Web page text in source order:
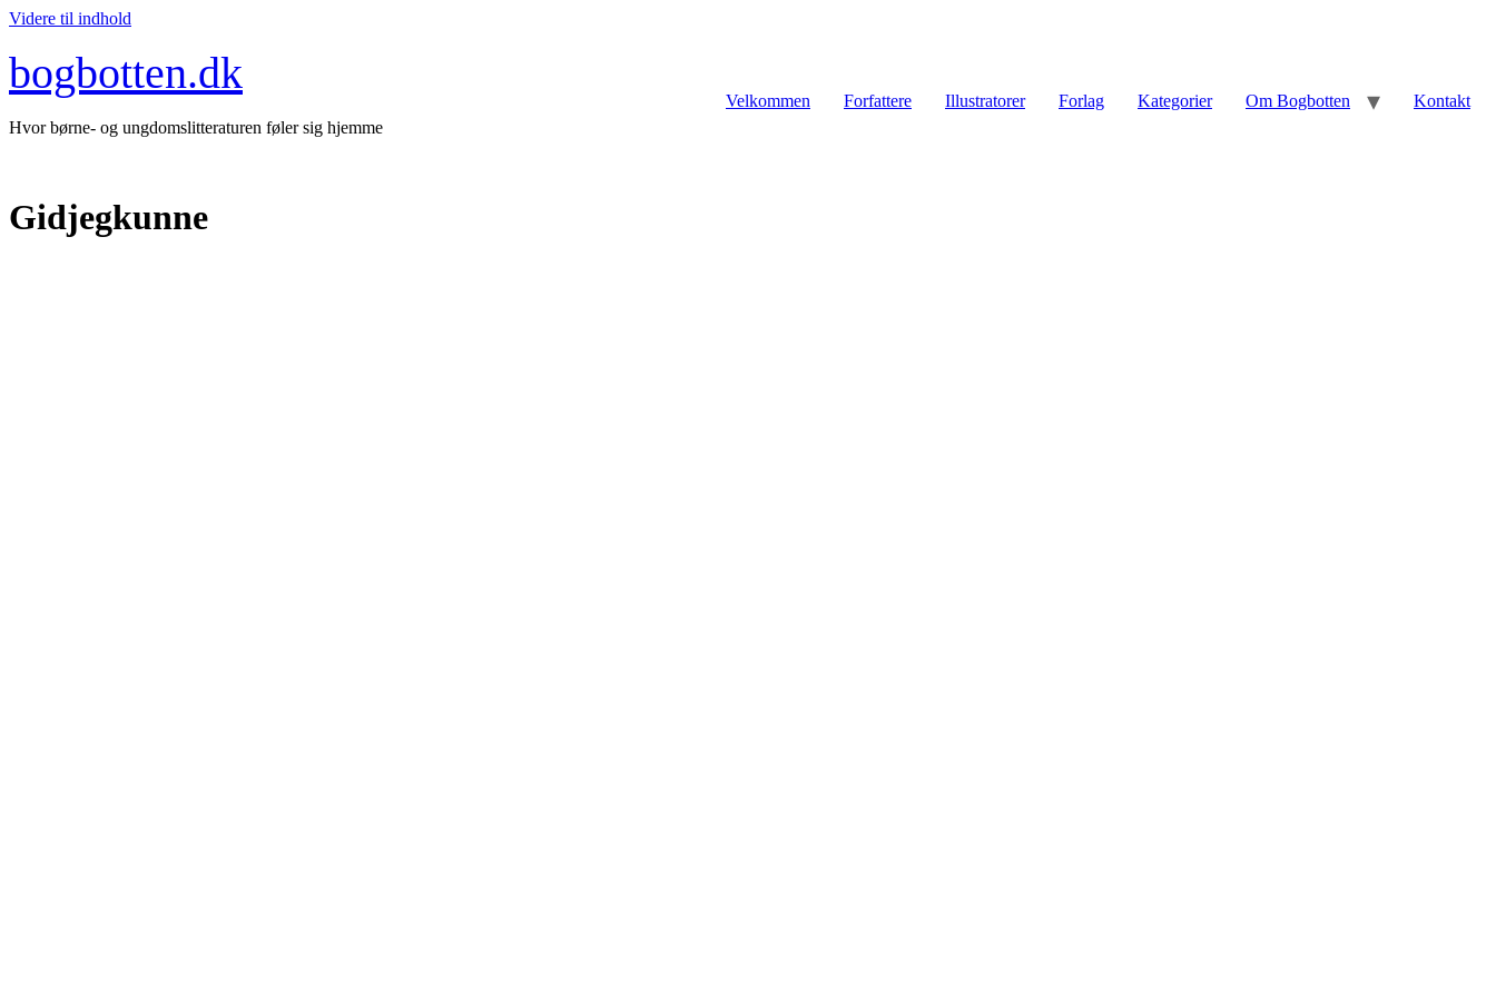
Videre til indhold
bogbotten.dk
Hvor børne- og ungdomslitteraturen føler sig hjemme
Velkommen Forfattere Illustratorer Forlag Kategorier Om Bogbotten Kontakt
Gidjegkunne